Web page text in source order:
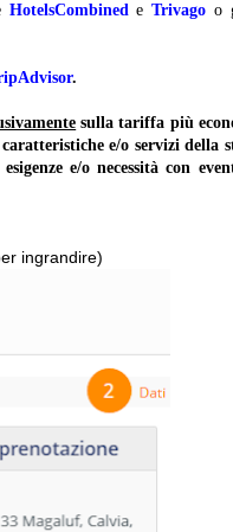
HotelsCombinedeTrivago o
.
sulla tariffa più
e/o servizi della
e/o necessità con
ingrandire)